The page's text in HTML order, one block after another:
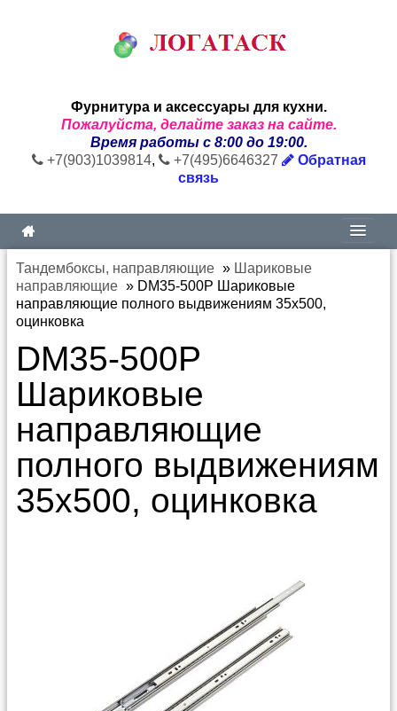
Фурнитура и аксессуары для кухни.
Пожалуйста, делайте заказ на сайте.
Время работы с 8:00 до 19:00.
+7(903)1039814, +7(495)6646327
Обратная
связь
Тандембоксы, направляющие » Шариковые
направляющие » DM35-500P Шариковые
направляющие полного выдвижениям 35х500,
оцинковка
DM35-500P
Шариковые
направляющие
полного выдвижениям
35х500, оцинковка